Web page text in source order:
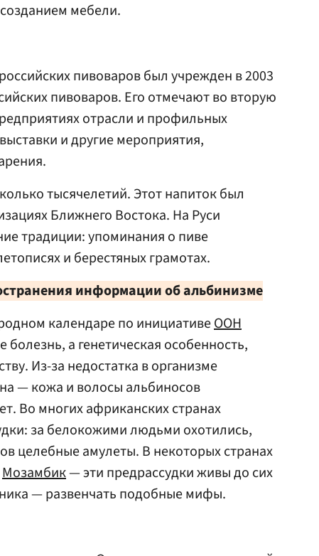
мебели.
пивоваров был учрежден в 2003
пивоваров. Его отмечают во вторую
отрасли и профильных
и другие мероприятия,
тысячелетий. Этот напиток был
Ближнего Востока. На Руси
традиции: упоминания о пиве
и берестяных грамотах.
информации об альбинизме
календаре по инициативеООН
а генетическая особенность,
Из-за недостатка в организме
— кожа и волосы альбиносов
Во многих африканских странах
за белокожими людьми охотились,
целебные амулеты. В некоторых странах
Мозамбик— эти предрассудки живы до сих
— развенчать подобные мифы.